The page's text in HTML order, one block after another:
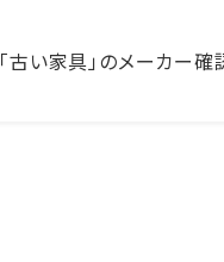
「古い家具」のメーカー